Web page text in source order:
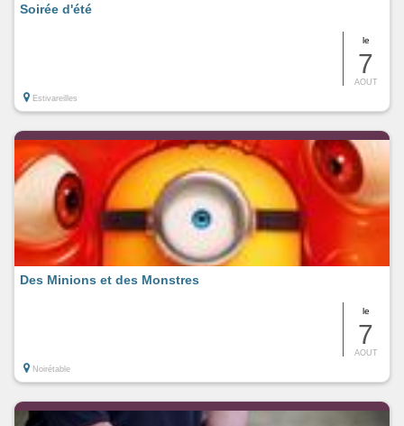
le
7
AOUT
Soirée d'été
Estivareilles
le
7
AOUT
Des Minions et des Monstres
Noirétable